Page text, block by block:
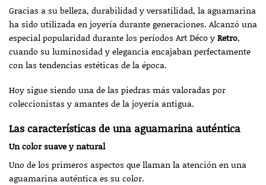
Gracias a su belleza, durabilidad y versatilidad, la aguamarina
ha sido utilizada en joyería durante generaciones. Alcanzó una
especial popularidad durante los períodos Art DécoyRetro,
cuando su luminosidad y elegancia encajaban perfectamente
con las tendencias estéticas de la época.
Hoy sigue siendo una de las piedras más valoradas por
coleccionistas y amantes de la joyería antigua.
Las características de una aguamarina auténtica
Un color suave y natural
Uno de los primeros aspectos que llaman la atención en una
aguamarina auténtica es su color.